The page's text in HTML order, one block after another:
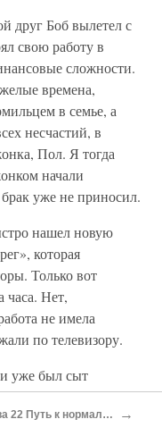
друг Боб вылетел с
свою работу в
сложности.
времена,
в семье, а
несчастий, в
Пол. Я тогда
начали
брак уже не приносил.
нашел новую
которая
Только вот
часа. Нет,
не имела
по телевизору.
уже был сыт
было достаточно
отзывы начальства
Глава 22 Путь к нормальности →